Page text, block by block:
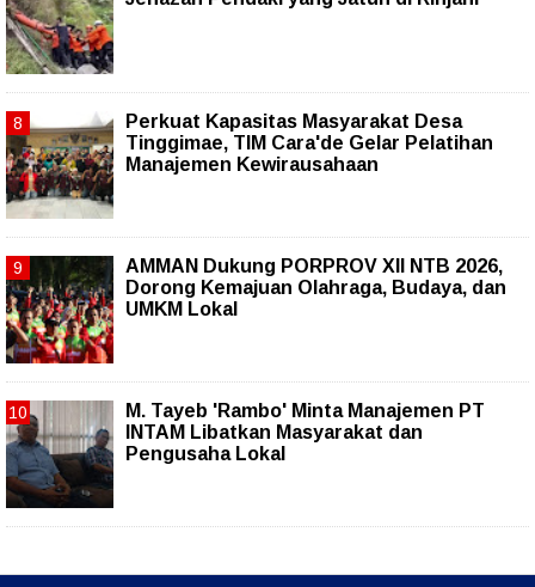
Perkuat Kapasitas Masyarakat Desa
Tinggimae, TIM Cara'de Gelar Pelatihan
Manajemen Kewirausahaan
AMMAN Dukung PORPROV XII NTB 2026,
Dorong Kemajuan Olahraga, Budaya, dan
UMKM Lokal
M. Tayeb 'Rambo' Minta Manajemen PT
INTAM Libatkan Masyarakat dan
Pengusaha Lokal